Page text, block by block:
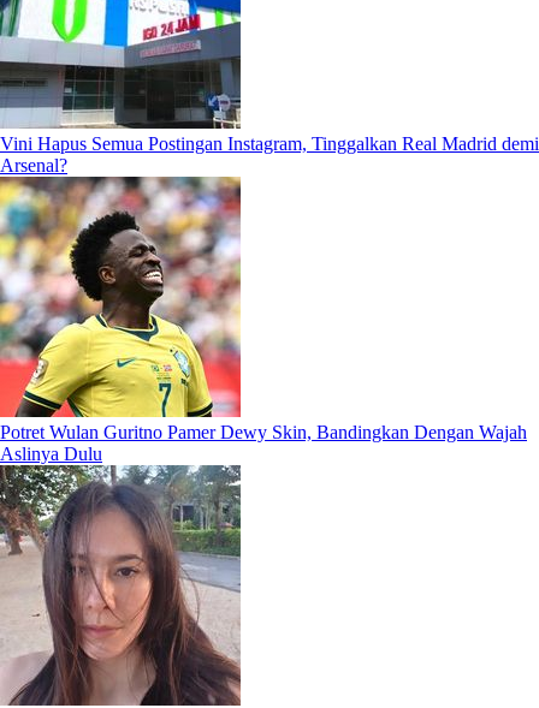
Vini Hapus Semua Postingan Instagram, Tinggalkan Real Madrid demi
Arsenal?
Potret Wulan Guritno Pamer Dewy Skin, Bandingkan Dengan Wajah
Aslinya Dulu